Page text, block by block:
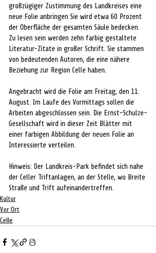
großzügiger Zustimmung des Landkreises eine
neue Folie anbringen Sie wird etwa 60 Prozent
der Oberfläche der gesamten Säule bedecken.
Zu lesen sein werden zehn farbig gestaltete
Literatur-Zitate in großer Schrift. Sie stammen
von bedeutenden Autoren, die eine nähere
Beziehung zur Region Celle haben.
Angebracht wird die Folie am Freitag, den 11.
August. Im Laufe des Vormittags sollen die
Arbeiten abgeschlossen sein. Die Ernst-Schulze-
Gesellschaft wird in dieser Zeit Blätter mit
einer farbigen Abbildung der neuen Folie an
Interessierte verteilen.
Hinweis: Der Landkreis-Park befindet sich nahe
der Celler Triftanlagen, an der Stelle, wo Breite
Straße und Trift aufeinandertreffen.
Kultur
Vor Ort
Celle